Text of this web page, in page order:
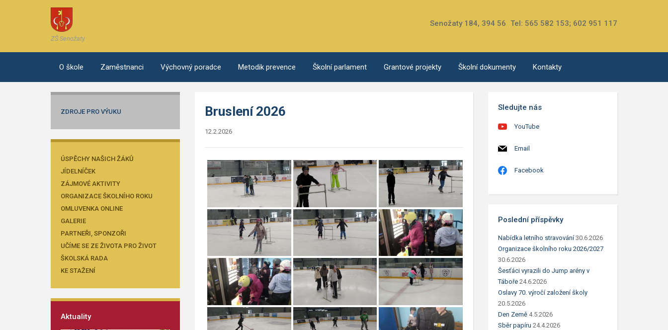
ZŠ Senožaty
Senožaty 184, 394 56 Tel: 565 582 153; 602 951 117
O škole Zaměstnanci Výchovný poradce Metodik prevence Školní parlament Grantové projekty Školní dokumenty Kontakty
ZDROJE PRO VÝUKU
ÚSPĚCHY NAŠICH ŽÁKŮ
JÍDELNÍČEK
ZÁJMOVÉ AKTIVITY
ORGANIZACE ŠKOLNÍHO ROKU
OMLUVENKA ONLINE
GALERIE
PARTNEŘI, SPONZOŘI
UČÍME SE ZE ŽIVOTA PRO ŽIVOT
ŠKOLSKÁ RADA
KE STAŽENÍ
Aktuality
Bruslení 2026
12.2.2026
Sledujte nás
YouTube
Email
Facebook
Poslední příspěvky
Nabídka letního stravování 30.6.2026
Organizace školního roku 2026/2027
30.6.2026
Šesťáci vyrazili do Jump arény v
Táboře 24.6.2026
Oslavy 70. výročí založení školy
20.5.2026
Den Země 4.5.2026
Sběr papíru 24.4.2026